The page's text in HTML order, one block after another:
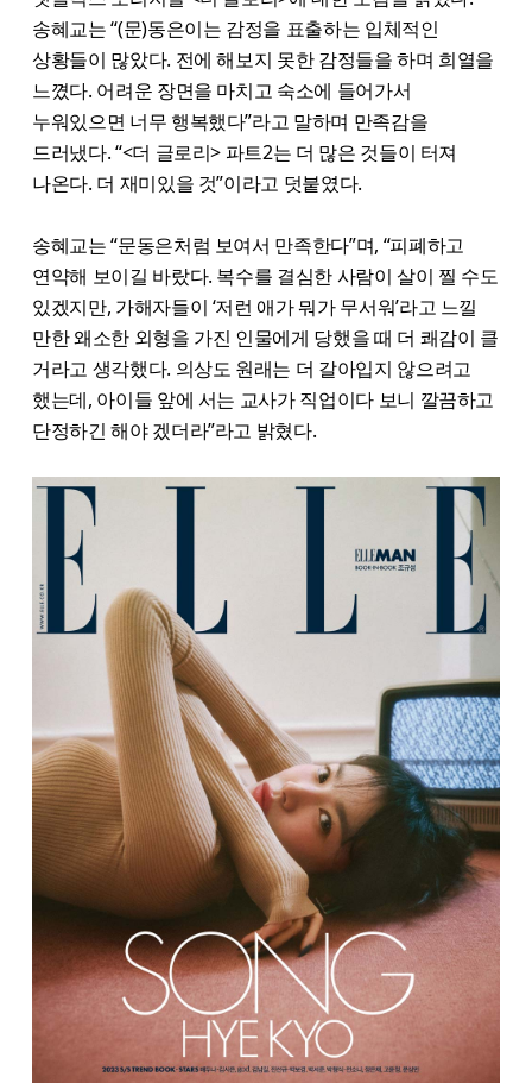
송혜교는 “(문)동은이는 감정을 표출하는 입체적인
상황들이 많았다. 전에 해보지 못한 감정들을 하며 희열을
느꼈다. 어려운 장면을 마치고 숙소에 들어가서
누워있으면 너무 행복했다”라고 말하며 만족감을
드러냈다. “<더 글로리> 파트2는 더 많은 것들이 터져
나온다. 더 재미있을 것”이라고 덧붙였다.
송혜교는 “문동은처럼 보여서 만족한다”며, “피폐하고
연약해 보이길 바랐다. 복수를 결심한 사람이 살이 찔 수도
있겠지만, 가해자들이 ‘저런 애가 뭐가 무서워’라고 느낄
만한 왜소한 외형을 가진 인물에게 당했을 때 더 쾌감이 클
거라고 생각했다. 의상도 원래는 더 갈아입지 않으려고
했는데, 아이들 앞에 서는 교사가 직업이다 보니 깔끔하고
단정하긴 해야 겠더라”라고 밝혔다.